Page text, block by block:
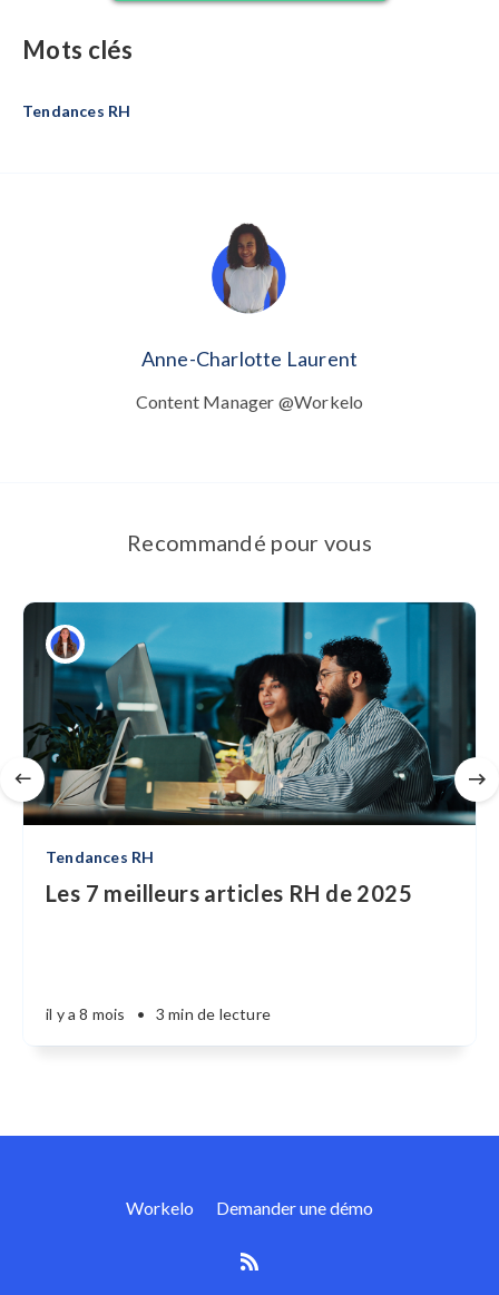
Mots clés
Tendances RH
Anne-Charlotte Laurent
Content Manager @Workelo
Recommandé pour vous
Tendances RH
Les 7 meilleurs articles RH de 2025
il y a 8 mois • 3 min de lecture
Workelo Demander une démo